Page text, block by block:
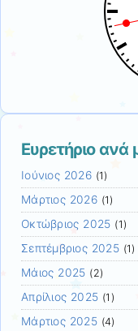
Ευρετήριο ανά
Ιούνιος 2026(1)
Μάρτιος 2026(1)
Οκτώβριος 2025 (1)
Σεπτέμβριος 2025(1)
Μάιος 2025 (2)
Απρίλιος 2025 (1)
Μάρτιος 2025(4)